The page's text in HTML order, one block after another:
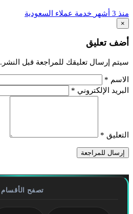
منذ 3 أشهر خدمة عملاء السعودية
×
أضف تعليق
سيتم إرسال تعليقك للمراجعة قبل النشر.
الاسم *
البريد الإلكتروني *
التعليق *
إرسال للمراجعة
تصفح الأقسام